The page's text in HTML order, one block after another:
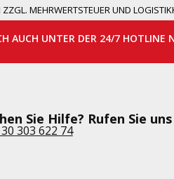
MEHRWERTSTEUER UND
AUCH UNTER DER 24/7
Sie Hilfe? Rufen Sie
303 622 74